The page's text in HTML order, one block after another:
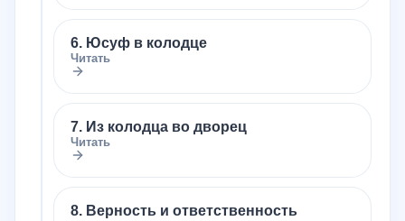
6. Юсуф в колодце
Читать
7. Из колодца во дворец
Читать
8. Верность и ответственность